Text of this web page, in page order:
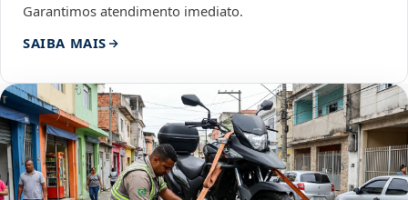
Garantimos atendimento imediato.
SAIBA MAIS